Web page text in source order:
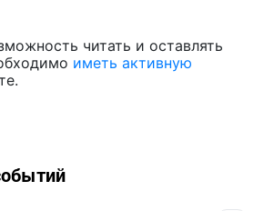
читать и оставлять
иметь активную